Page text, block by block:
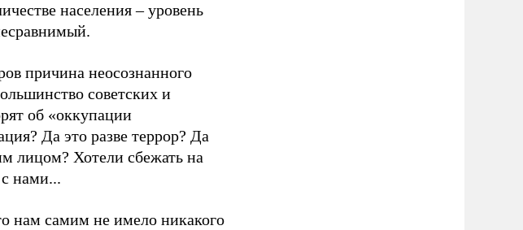
населения – уровень
причина неосознанного
советских и
об «оккупации
Да это разве террор? Да
лицом? Хотели сбежать на
нами...
нам самим не имело никакого